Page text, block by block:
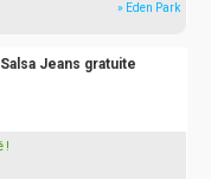
» Eden Park
Jeans gratuite
!